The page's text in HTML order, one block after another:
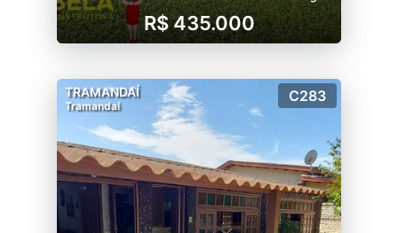
R$ 435.000
TRAMANDAÍ
Tramandaí
C283